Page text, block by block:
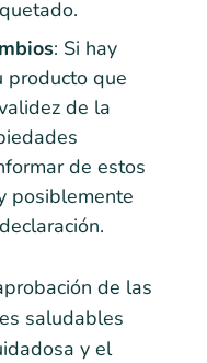
: Si hay
producto que
de la
de estos
posiblemente
de las
saludables
y el